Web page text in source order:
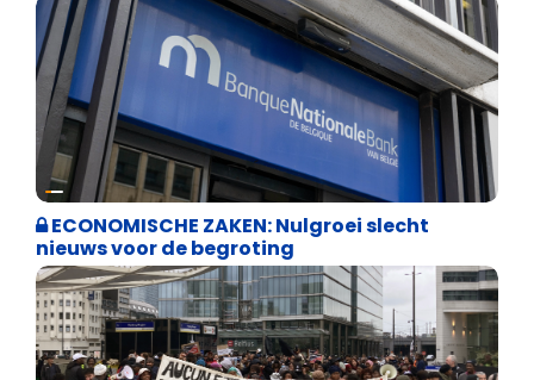
Binnenland politiek
ECONOMISCHE ZAKEN: Nulgroei slecht
nieuws voor de begroting